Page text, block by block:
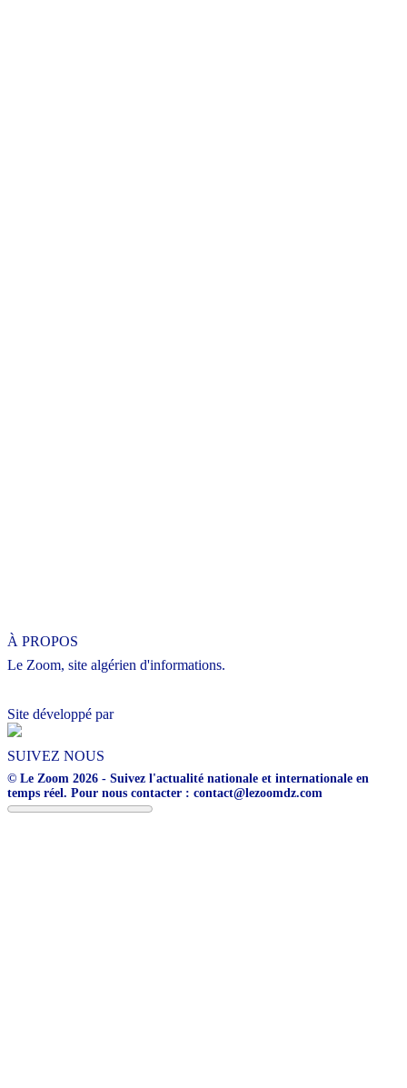
À PROPOS
Le Zoom, site algérien d'informations.
Site développé par
SUIVEZ NOUS
© Le Zoom 2026 - Suivez l'actualité nationale et internationale en
temps réel. Pour nous contacter : contact@lezoomdz.com